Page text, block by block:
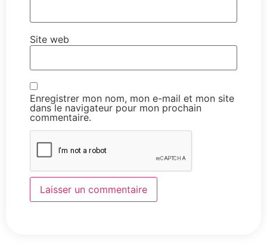
Site web
Enregistrer mon nom, mon e-mail et mon site
dans le navigateur pour mon prochain
commentaire.